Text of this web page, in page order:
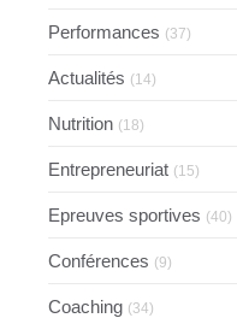
Performances (37)
Actualités (14)
Nutrition (18)
Entrepreneuriat (15)
Epreuves sportives (40)
Conférences (9)
Coaching (34)